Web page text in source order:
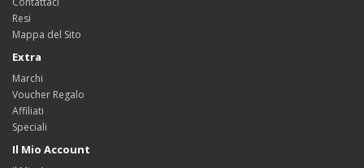
Resi
Mappa del Sito
Extra
Marchi
Voucher Regalo
Affiliati
Speciali
Il Mio Account